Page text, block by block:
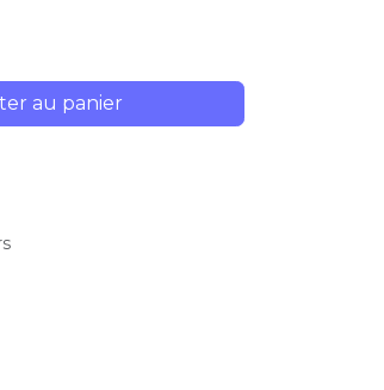
au panier